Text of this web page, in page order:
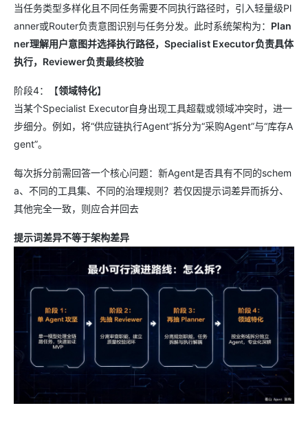
当任务类型多样化且不同任务需要不同执行路径时，引入轻量级Pl
anner或Router负责意图识别与任务分发。此时系统架构为： Plan
ner理解用户意图并选择执行路径，Specialist Executor负责具体
执行，Reviewer负责最终校验
阶段4：【领域特化】
当某个Specialist Executor自身出现工具超载或领域冲突时，进一
步细分。例如，将“供应链执行Agent”拆分为“采购Agent”与“库存A
gent”。
每次拆分前需回答一个核心问题：新Agent是否具有不同的schem
a、不同的工具集、不同的治理规则？若仅因提示词差异而拆分、
其他完全一致，则应合并回去
提示词差异不等于架构差异